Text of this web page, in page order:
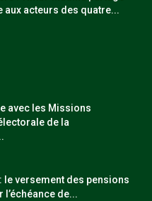
aux acteurs des quatre...
avec les Missions
de la
: le versement des pensions
de...